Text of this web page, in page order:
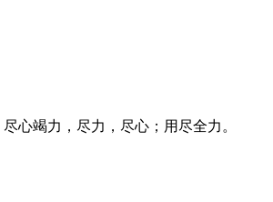
心竭力，尽力，尽心；用尽全力。